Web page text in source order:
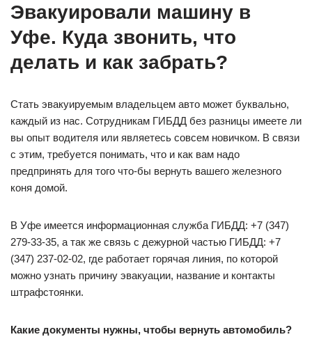
Эвакуировали машину в
Уфе. Куда звонить, что
делать и как забрать?
Стать эвакуируемым владельцем авто может буквально,
каждый из нас. Сотрудникам ГИБДД без разницы имеете ли
вы опыт водителя или являетесь совсем новичком. В связи
с этим, требуется понимать, что и как вам надо
предпринять для того что-бы вернуть вашего железного
коня домой.
В Уфе имеется информационная служба ГИБДД: +7 (347)
279-33-35, а так же связь с дежурной частью ГИБДД: +7
(347) 237-02-02, где работает горячая линия, по которой
можно узнать причину эвакуации, название и контакты
штрафстоянки.
Какие документы нужны, чтобы вернуть автомобиль?